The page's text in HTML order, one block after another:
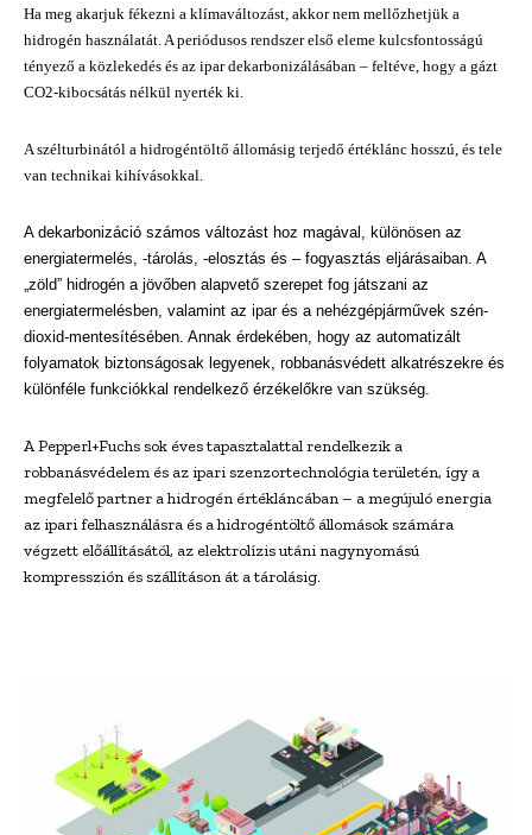
Ha meg akarjuk fékezni a klímaváltozást, akkor nem mellőzhetjük a
hidrogén használatát. A periódusos rendszer első eleme kulcsfontosságú
tényező a közlekedés és az ipar dekarbonizálásában – feltéve, hogy a gázt
CO2-kibocsátás nélkül nyerték ki.
A szélturbinától a hidrogéntöltő állomásig terjedő értéklánc hosszú, és tele
van technikai kihívásokkal.
A dekarbonizáció számos változást hoz magával, különösen az
energiatermelés, -tárolás, -elosztás és – fogyasztás eljárásaiban. A
„zöld” hidrogén a jövőben alapvető szerepet fog játszani az
energiatermelésben, valamint az ipar és a nehézgépjárművek szén-
dioxid-mentesítésében. Annak érdekében, hogy az automatizált
folyamatok biztonságosak legyenek, robbanásvédett alkatrészekre és
különféle funkciókkal rendelkező érzékelőkre van szükség.
A Pepperl+Fuchs sok éves tapasztalattal rendelkezik a
robbanásvédelem és az ipari szenzortechnológia területén, így a
megfelelő partner a hidrogén értékláncában – a megújuló energia
az ipari felhasználásra és a hidrogéntöltő állomások számára
végzett előállításától, az elektrolízis utáni nagynyomású
kompresszión és szállításon át a tárolásig.